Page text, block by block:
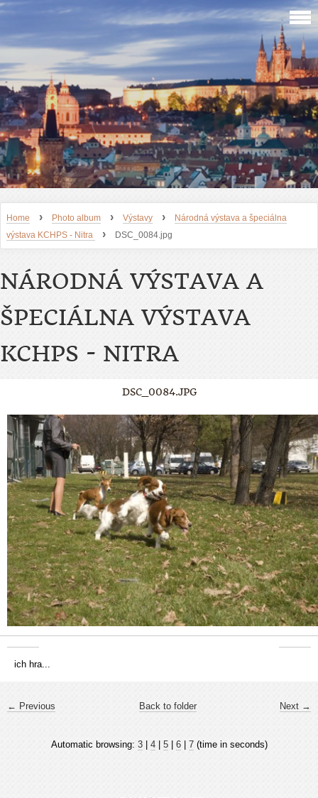
Home › Photo album › Výstavy ›
Národná výstava a špeciálna
výstava KCHPS - Nitra
› DSC_0084.jpg
NÁRODNÁ VÝSTAVA A
ŠPECIÁLNA VÝSTAVA
KCHPS - NITRA
DSC_0084.JPG
ich hra...
← Previous Next →
Back to folder
Automatic browsing: 3| 4| 5| 6| 7(time in seconds)